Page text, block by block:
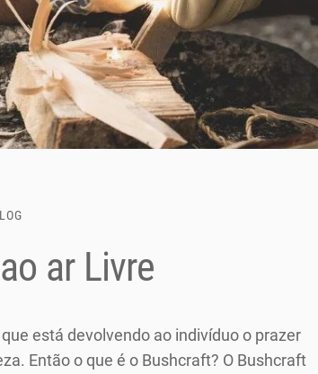
ar Livre
está devolvendo ao indivíduo o prazer
Então o que é o Bushcraft? O Bushcraft